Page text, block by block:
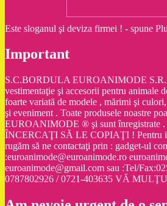
Este sloganul şi deviza firmei ! - spune
Important
S.C.BORDULA EUROANIMODE
vestimentaţie şi accesorii pentru animale
foarte variată de modele , mărimi şi
şi eveniment . Toate produsele noastre
EUROANIMODE ® şi sunt înregistrate
ÎNCERCAŢI SĂ LE COPIAŢI ! Pentru
rugăm să ne contactaţi prin : gadget-ul
:euroanimode@euroanimode.ro
euroanimode@gmail.com sau :Tel/
0787802926 / 0721-403635 VĂ